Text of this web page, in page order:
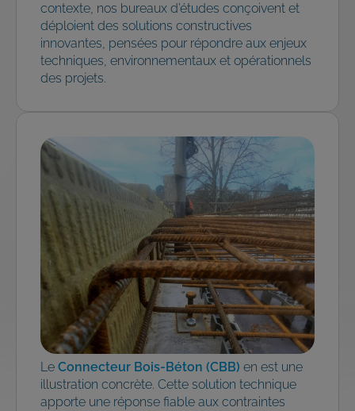
contexte, nos bureaux d’études conçoivent et
déploient des solutions constructives
innovantes, pensées pour répondre aux enjeux
techniques, environnementaux et opérationnels
des projets.
Le Connecteur Bois-Béton (CBB) en est une
illustration concrète. Cette solution technique
apporte une réponse fiable aux contraintes